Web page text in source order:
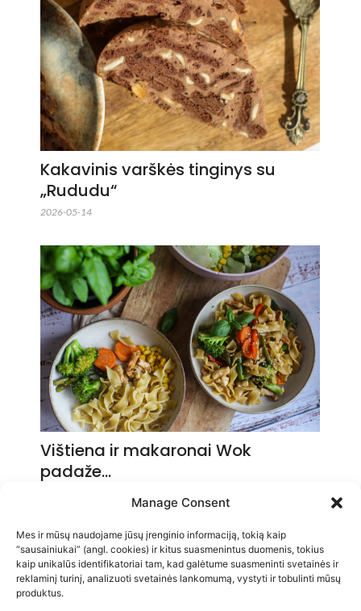
Manage Consent
Mes ir mūsų naudojame jūsų įrenginio informaciją, tokią kaip
“sausainiukai” (angl. cookies) ir kitus suasmenintus duomenis, tokius
kaip unikalūs identifikatoriai tam, kad galėtume suasmeninti svetainės ir
reklaminį turinį, analizuoti svetainės lankomumą, vystyti ir tobulinti mūsų
produktus.
Kakavinis varškės tinginys su
„Rududu“
2026-05-14
Vištiena ir makaronai Wok
padaže…